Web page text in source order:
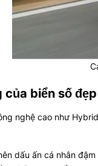
của biển số
nghệ cao như
dấu ấn cá nhân